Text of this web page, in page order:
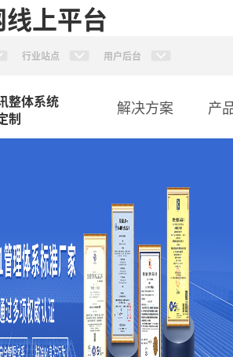
上平台
行业站点 用户后台
整体系统
制
解决方案 产